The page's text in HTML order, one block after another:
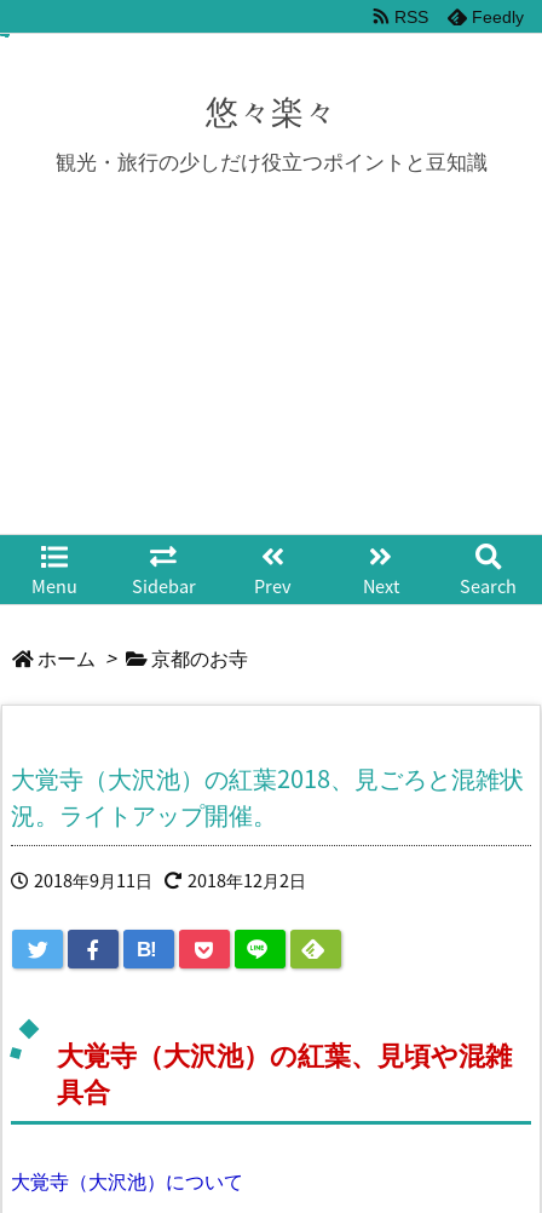
悠々楽々
観光・旅行の少しだけ役立つポイントと豆知識
Menu Sidebar Prev Next Search
RSS Feedly
ホーム > 京都のお寺
大覚寺（大沢池）の紅葉2018、見ごろと混雑状
況。ライトアップ開催。
2018年9月11日 2018年12月2日
B!
大覚寺（大沢池）の紅葉、見頃や混雑
具合
大覚寺（大沢池）について